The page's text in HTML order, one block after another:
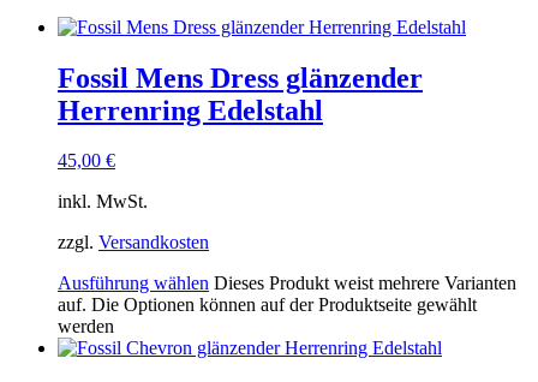
Fossil Mens Dress glänzender
Herrenring Edelstahl
45,00 €
inkl. MwSt.
zzgl. Versandkosten
Ausführung wählen Dieses Produkt weist mehrere Varianten
auf. Die Optionen können auf der Produktseite gewählt
werden